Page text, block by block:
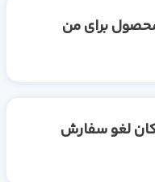
برای من
لغو سفارش